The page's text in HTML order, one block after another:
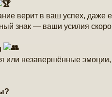
верит в ваш успех, даже
знак — ваши усилия скоро
или незавершённые